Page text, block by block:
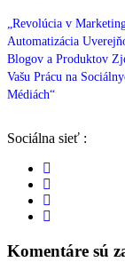
„Revolúcia v
Automatizácia
Blogov a Produktov
Vašu Prácu na
Médiách“
Sociálna sieť :
Komentáre sú